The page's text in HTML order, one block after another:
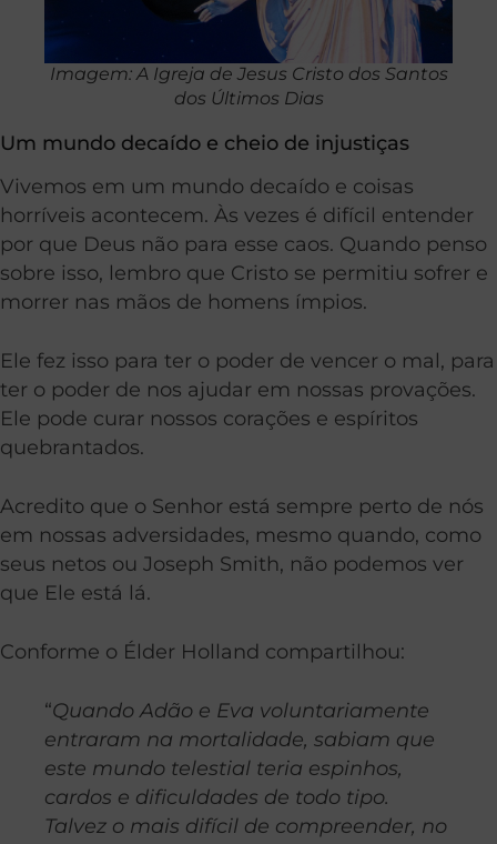
Imagem: A Igreja de Jesus Cristo dos Santos
dos Últimos Dias
Um mundo decaído e cheio de injustiças
Vivemos em um mundo decaído e coisas
horríveis acontecem. Às vezes é difícil entender
por que Deus não para esse caos. Quando penso
sobre isso, lembro que Cristo se permitiu sofrer e
morrer nas mãos de homens ímpios.
Ele fez isso para ter o poder de vencer o mal, para
ter o poder de nos ajudar em nossas provações.
Ele pode curar nossos corações e espíritos
quebrantados.
Acredito que o Senhor está sempre perto de nós
em nossas adversidades, mesmo quando, como
seus netos ou Joseph Smith, não podemos ver
que Ele está lá.
Conforme o Élder Holland compartilhou:
“Quando Adão e Eva voluntariamente
entraram na mortalidade, sabiam que
este mundo telestial teria espinhos,
cardos e dificuldades de todo tipo.
Talvez o mais difícil de compreender, no